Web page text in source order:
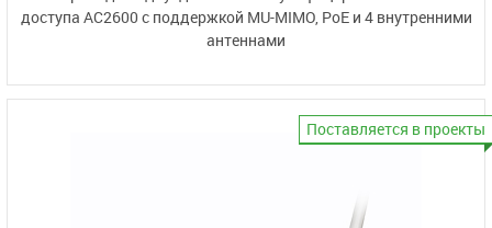
доступа AC2600 с поддержкой MU-MIMO, PoE и 4 внутренними
антеннами
Поставляется в проекты